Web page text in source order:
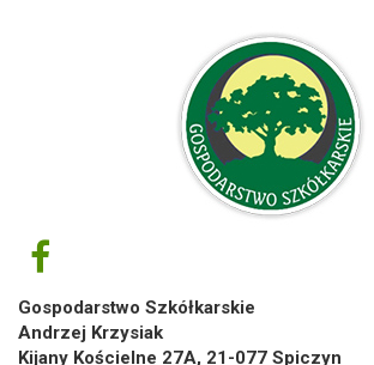
Gospodarstwo Szkółkarskie
Andrzej Krzysiak
Kijany Kościelne 27A, 21-077 Spiczyn